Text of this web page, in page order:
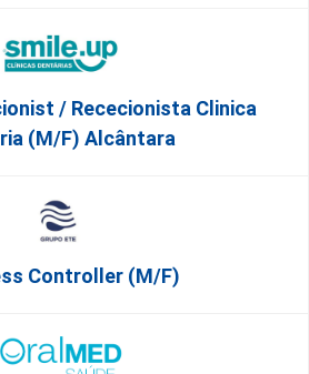
/ Rececionista Clinica
(M/F) Alcântara
Controller (m/f)